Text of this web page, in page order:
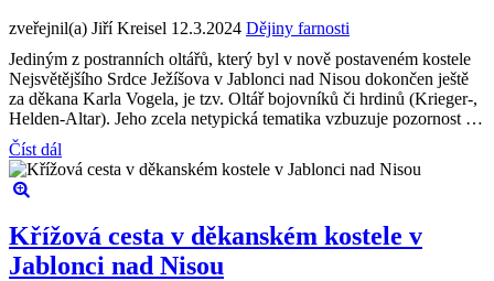
zveřejnil(a) Jiří Kreisel 12.3.2024 Dějiny farnosti
Jediným z postranních oltářů, který byl v nově postaveném kostele
Nejsvětějšího Srdce Ježíšova v Jablonci nad Nisou dokončen ještě
za děkana Karla Vogela, je tzv. Oltář bojovníků či hrdinů (Krieger-,
Helden-Altar). Jeho zcela netypická tematika vzbuzuje pozornost …
Číst dál
Křížová cesta v děkanském kostele v
Jablonci nad Nisou